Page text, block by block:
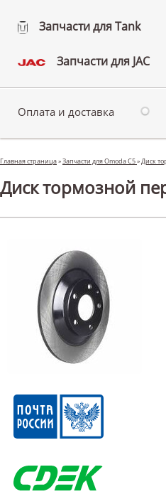
Запчасти для Tank
Запчасти для JAC
Оплата и доставка
Главная страница»Запчасти для Omoda C5»Диск
Диск тормозной